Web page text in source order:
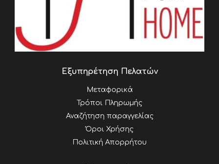
Εξυπηρέτηση Πελατών
Μεταφορικά
Τρόποι Πληρωμής
Αναζήτηση παραγγελίας
Όροι Χρήσης
Πολιτική Απορρήτου